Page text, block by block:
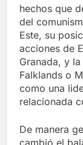
hechos que
del
Este, su
acciones de
Granada, y
Falklands o
como una
relacionada
De manera
cambió el